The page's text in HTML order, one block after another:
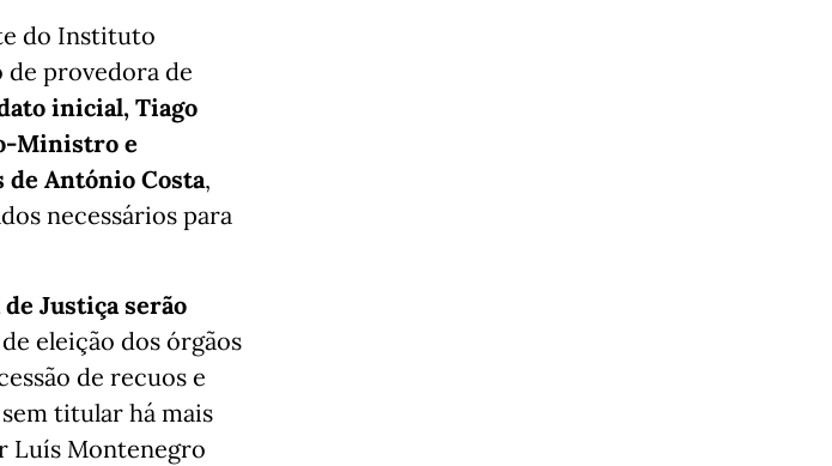
do Instituto
de provedora de
inicial, Tiago
Ministro e
de António Costa,
necessários para
Justiça serão
eleição dos órgãos
de recuos e
titular há mais
Luís Montenegro